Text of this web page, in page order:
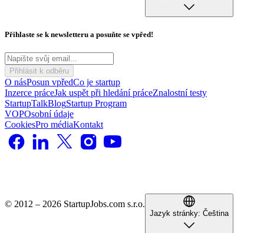
Přihlaste se k newsletteru a posuňte se vpřed!
Přihlásit k odběru
O násPosun vpředCo je startup
Inzerce práceJak uspět při hledání práceZnalostní testy
StartupTalkBlogStartup Program
VOPOsobní údaje
CookiesPro médiaKontakt
© 2012 – 2026 StartupJobs.com s.r.o.
Jazyk stránky: Čeština